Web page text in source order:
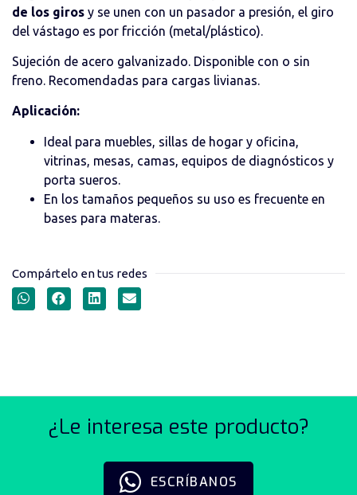
de los giros y se unen con un pasador a presión, el giro
del vástago es por fricción (metal/plástico).
Sujeción de acero galvanizado. Disponible con o sin
freno. Recomendadas para cargas livianas.
Aplicación:
Ideal para muebles, sillas de hogar y oficina,
vitrinas, mesas, camas, equipos de diagnósticos y
porta sueros.
En los tamaños pequeños su uso es frecuente en
bases para materas.
Compártelo en tus redes
¿Le interesa este producto?
ESCRÍBANOS